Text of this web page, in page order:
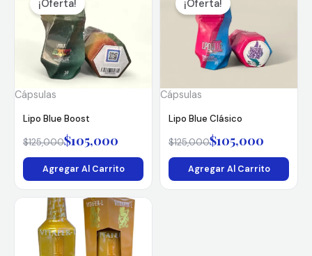
¡Oferta!
Cápsulas
Lipo Blue Boost
$125,000
original
era:
$125,000.
$105,000
actual
$105,000.
Agregar Al Carrito
¡Oferta!
Cápsulas
Lipo Blue Clásico
$125,000
original
$125,000.
$105,000
actual
$105,000.
Agregar Al Carrito